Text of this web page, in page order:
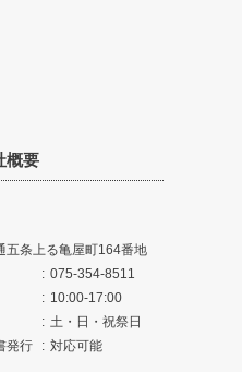
概要
五条上る亀屋町164番地
075-354-8511
10:00-17:00
土・日・祝祭日
発行
対応可能